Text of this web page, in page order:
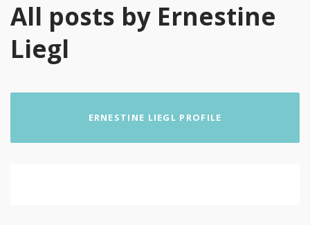
All posts by Ernestine
Liegl
ERNESTINE LIEGL PROFILE